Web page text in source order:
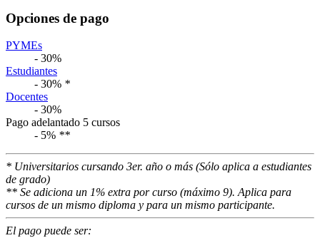
Opciones de pago
PYMEs
- 30%
Estudiantes
- 30% *
Docentes
- 30%
Pago adelantado 5 cursos
- 5% **
* Universitarios cursando 3er. año o más (Sólo aplica a estudiantes
de grado)
** Se adiciona un 1% extra por curso (máximo 9). Aplica para
cursos de un mismo diploma y para un mismo participante.
El pago puede ser: